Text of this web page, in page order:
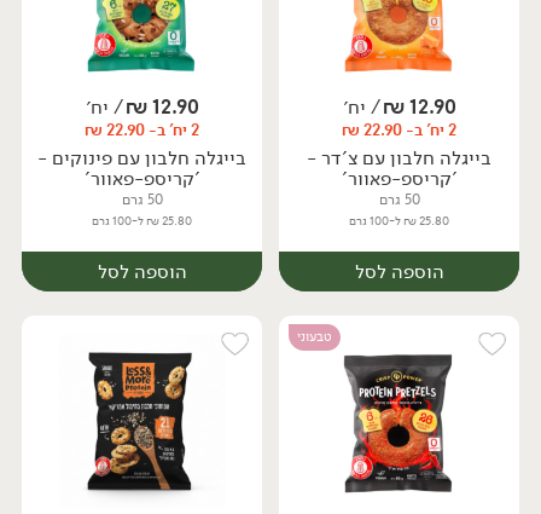
יח׳ יח׳
12.90
₪/ יח׳
2 יח' ב- 22.90 ₪
בייגלה חלבון עם צ'דר -
'קריספ-פאוור'
50 גרם
25.80 ₪ ל-100 גרם
הוספה לסל
12.90
₪/ יח׳
2 יח' ב- 22.90 ₪
בייגלה חלבון עם פינוקים -
'קריספ-פאוור'
50 גרם
25.80 ₪ ל-100 גרם
הוספה לסל
טבעוני